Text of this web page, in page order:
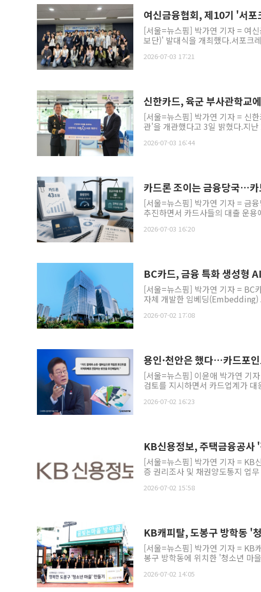
여신금융협회, 제10기 '서
[서울=뉴스핌] 박가연 기자 = 여
보단)' 발대식을 개최했다.서포
2026-07-03 17:21
신한카드, 육군 부사관학교
[서울=뉴스핌] 박가연 기자 = 신
관'을 개관했다고 3일 밝혔다.지
2026-07-03 16:44
카드론 조이는 금융당국…카
[서울=뉴스핌] 박가연 기자 = 금
추진하면서 카드사들의 대출 운
2026-07-03 16:20
BC카드, 금융 특화 생성형
[서울=뉴스핌] 박가연 기자 = BC
자체 개발한 임베딩(Embedding)
2026-07-02 17:08
용인·천안은 했다…카드포
[서울=뉴스핌] 이윤애 박가연 기
검토를 지시하면서 카드업계가
2026-07-02 16:23
KB신용정보, 주택금융공사
[서울=뉴스핌] 박가연 기자 = KB
증 권리조사 및 채권양도통지 업
2026-07-02 15:58
KB캐피탈, 도봉구 방학동 '
[서울=뉴스핌] 박가연 기자 = KB
봉구 방학동에 위치한 '청소년 마
2026-07-02 14:05